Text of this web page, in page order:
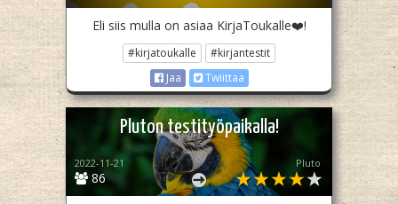
Eli siis mulla on asiaa KirjaToukalle❤️!
#kirjatoukalle
#kirjantestit
Jaa
Twiittaa
Pluton testityöpaikalla!
86
2022-11-21 Pluto­